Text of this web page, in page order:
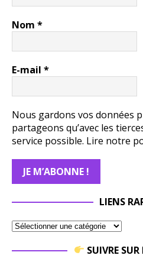
Nom *
E-mail *
Nous gardons vos données
partageons qu’avec les
service possible. Lire notre
LIENS
SUIVRE